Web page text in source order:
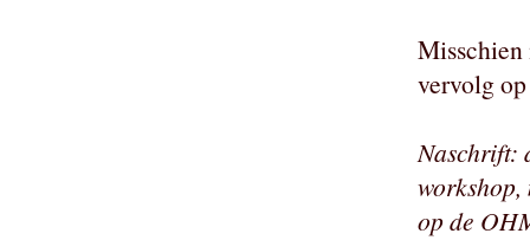
Misschien
vervolg
Naschrift:
op de